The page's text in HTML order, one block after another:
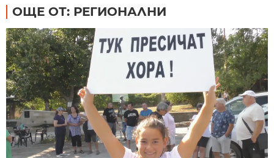
ОЩЕ ОТ: РЕГИОНАЛНИ